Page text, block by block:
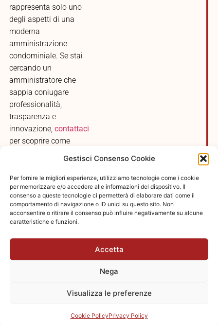
Gestisci Consenso Cookie
Per fornire le migliori esperienze, utilizziamo tecnologie come i cookie
per memorizzare e/o accedere alle informazioni del dispositivo. Il
consenso a queste tecnologie ci permetterà di elaborare dati come il
comportamento di navigazione o ID unici su questo sito. Non
acconsentire o ritirare il consenso può influire negativamente su alcune
caratteristiche e funzioni.
Accetta
Nega
Visualizza le preferenze
Cookie PolicyPrivacy Policy
rappresenta solo uno
degli aspetti di una
moderna
amministrazione
condominiale. Se stai
cercando un
amministratore che
sappia coniugare
professionalità,
trasparenza e
innovazione, contattaci
per scoprire come
condominio.
Ti invitiamo a
condividere questo
articolo con i tuoi vicini di
casa e con i consiglieri di
professionale e